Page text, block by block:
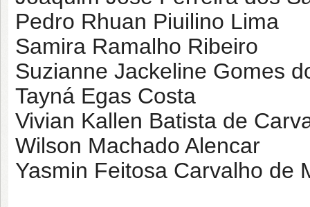
Pedro Rhuan Piuilino Lima
Samira Ramalho Ribeiro
Suzianne Jackeline Gomes
Tayná Egas Costa
Vivian Kallen Batista de
Wilson Machado Alencar
Yasmin Feitosa Carvalho de